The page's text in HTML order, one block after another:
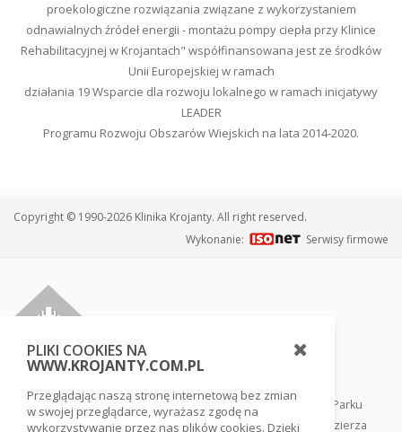
proekologiczne rozwiązania związane z wykorzystaniem
odnawialnych źródeł energii - montażu pompy ciepła przy Klinice
Rehabilitacyjnej w Krojantach" współfinansowana jest ze środków
Unii Europejskiej w ramach
działania 19 Wsparcie dla rozwoju lokalnego w ramach inicjatywy
LEADER
Programu Rozwoju Obszarów Wiejskich na lata 2014-2020.
Copyright © 1990-2026 Klinika Krojanty. All right reserved.
Wykonanie:
Serwisy firmowe
Klinika usytuowana jest w sercu Borów Tucholskich, tuż przy Parku
Narodowym Bory Tucholskie, w otoczeniu lasów i jezior pojezierza
PLIKI COOKIES NA
WWW.KROJANTY.COM.PL
Przeglądając naszą stronę internetową bez zmian
w swojej przeglądarce, wyrażasz zgodę na
wykorzystywanie przez nas plików cookies. Dzięki